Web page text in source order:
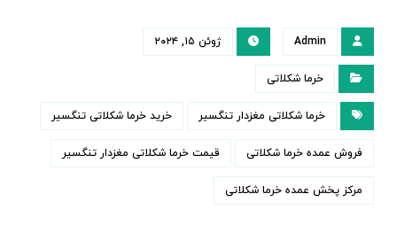
Admin ژوئن ۱۵, ۲۰۲۴
خرما شکلاتی
خرما شکلاتی مغزدار تنگسیر خرید خرما شکلاتی تنگسیر
فروش عمده خرما شکلاتی قیمت خرما شکلاتی مغزدار تنگسیر
مرکز پخش عمده خرما شکلاتی